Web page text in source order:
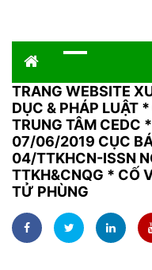
TRANG WEBSITE
DỤC & PHÁP LUẬT *
TRUNG TÂM CEDC
07/06/2019 CỤC
04/TTKHCN-ISSN
TTKH&CNQG * CỐ
TỬ PHÙNG